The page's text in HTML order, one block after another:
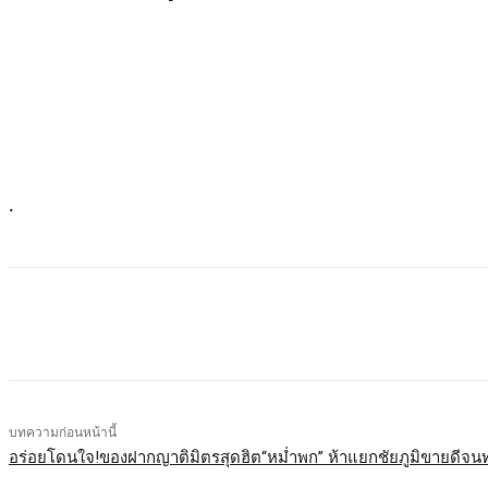
.
บทความก่อนหน้านี้
อร่อยโดนใจ!ของฝากญาติมิตรสุดฮิต“หม่ำพก” ห้าแยกชัยภูมิขายดีจน